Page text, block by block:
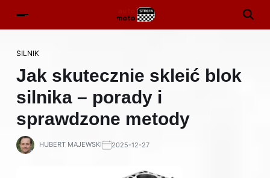
SILNIK
Jak skutecznie skleić blok
silnika – porady i
sprawdzone metody
HUBERT MAJEWSKI 2025-12-27